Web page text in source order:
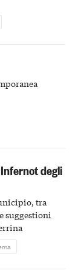
degli
tra
suggestioni